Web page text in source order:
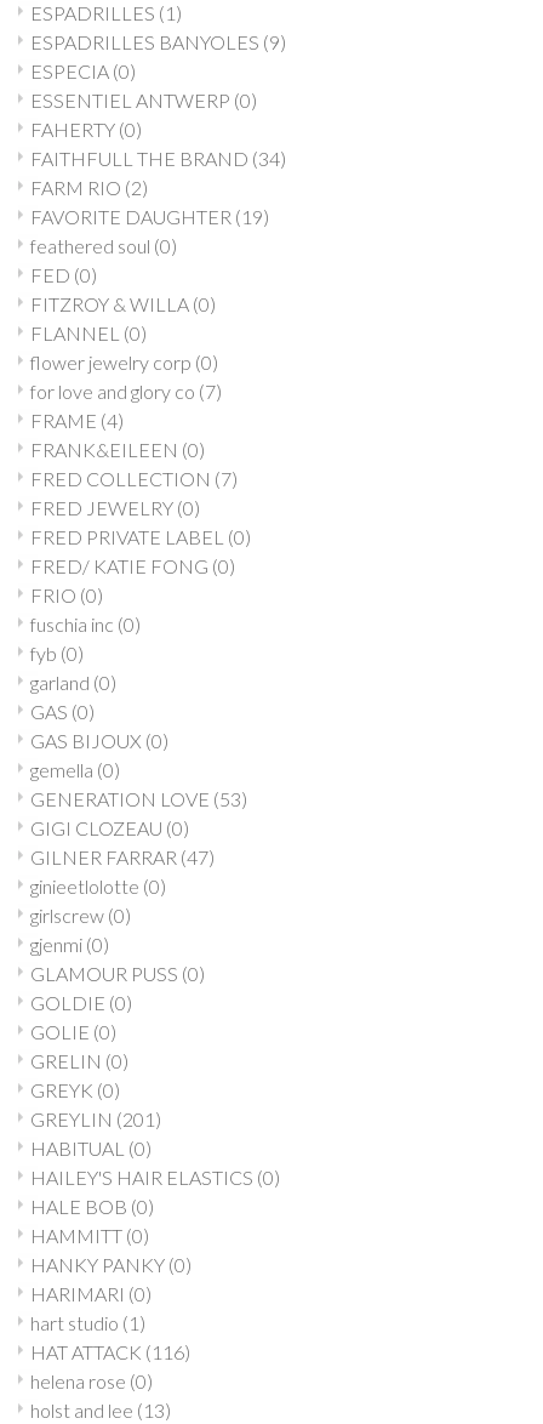
ESPADRILLES (1)
ESPADRILLES BANYOLES (9)
ESPECIA (0)
ESSENTIEL ANTWERP (0)
FAHERTY (0)
FAITHFULL THE BRAND (34)
FARM RIO (2)
FAVORITE DAUGHTER (19)
feathered soul (0)
FED (0)
FITZROY & WILLA (0)
FLANNEL (0)
flower jewelry corp (0)
for love and glory co (7)
FRAME (4)
FRANK&EILEEN (0)
FRED COLLECTION (7)
FRED JEWELRY (0)
FRED PRIVATE LABEL (0)
FRED/ KATIE FONG (0)
FRIO (0)
fuschia inc (0)
fyb (0)
garland (0)
GAS (0)
GAS BIJOUX (0)
gemella (0)
GENERATION LOVE (53)
GIGI CLOZEAU (0)
GILNER FARRAR (47)
ginieetlolotte (0)
girlscrew (0)
gjenmi (0)
GLAMOUR PUSS (0)
GOLDIE (0)
GOLIE (0)
GRELIN (0)
GREYK (0)
GREYLIN (201)
HABITUAL (0)
HAILEY'S HAIR ELASTICS (0)
HALE BOB (0)
HAMMITT (0)
HANKY PANKY (0)
HARIMARI (0)
hart studio (1)
HAT ATTACK (116)
helena rose (0)
holst and lee (13)